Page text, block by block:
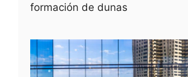
formación de dunas